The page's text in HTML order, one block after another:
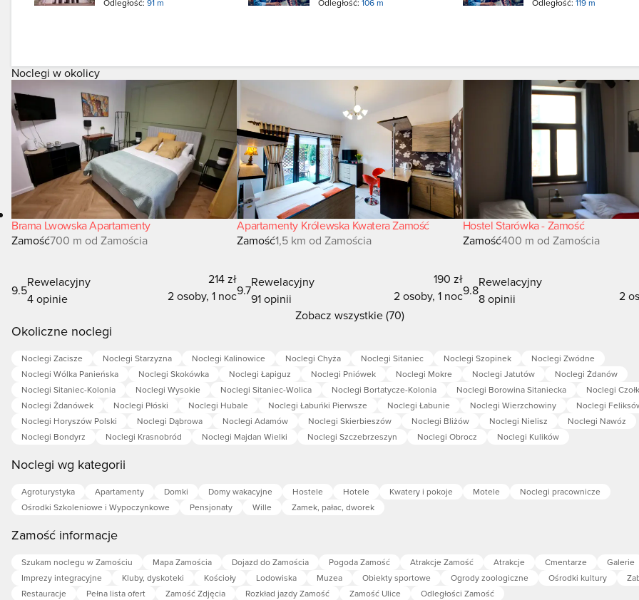
Odległość:91 m
Odległość: 106 m
Odległość:119 m
Noclegi w okolicy
Brama Lwowska Apartamenty
Zamość700 m od Zamościa
9.5
Rewelacyjny
4 opinie
214 zł
2 osoby, 1 noc
Apartamenty Królewska Kwatera Zamość
Zamość1,5 km od Zamościa
9.7
Rewelacyjny
91 opinii
190 zł
2 osoby, 1 noc
Hostel Starówka - Zamość
Zamość400 m od Zamościa
9.8
Rewelacyjny
8 opinii
2
Zobacz wszystkie (70)
Okoliczne noclegi
Noclegi Zacisze Noclegi Starzyzna Noclegi Kalinowice Noclegi Chyża Noclegi Sitaniec Noclegi Szopinek
Noclegi Zwódne
Noclegi Wólka Panieńska
Noclegi Skokówka Noclegi Łapiguz Noclegi Pniówek Noclegi Mokre Noclegi Jatutów
Noclegi Żdanów
Noclegi Sitaniec-Kolonia
Noclegi Wysokie Noclegi Sitaniec-Wolica Noclegi Bortatycze-Kolonia Noclegi Borowina Sitaniecka
Noclegi
Noclegi Żdanówek
Noclegi Płóski Noclegi Hubale Noclegi Łabuńki Pierwsze Noclegi Łabunie Noclegi Wierzchowiny
Noclegi
Noclegi Horyszów Polski
Noclegi Dąbrowa Noclegi Adamów Noclegi Skierbieszów Noclegi Bliżów Noclegi Nielisz
Noclegi Nawóz
Noclegi Bondyrz
Noclegi Krasnobród Noclegi Majdan Wielki Noclegi Szczebrzeszyn Noclegi Obrocz Noclegi Kulików
Noclegi wg kategorii
Agroturystyka Apartamenty Domki Domy wakacyjne Hostele Hotele Kwatery i pokoje Motele
Noclegi pracownicze
Ośrodki Szkoleniowe i Wypoczynkowe
Pensjonaty Wille Zamek, pałac, dworek
Zamość informacje
Szukam noclegu w Zamościu Mapa Zamościa Dojazd do Zamościa Pogoda Zamość Atrakcje Zamość Atrakcje Cmentarze
Galerie
Imprezy integracyjne
Kluby, dyskoteki Kościoły Lodowiska Muzea Obiekty sportowe Ogrody zoologiczne Ośrodki kultury
Restauracje
Pełna lista ofert Zamość Zdjęcia Rozkład jazdy Zamość Zamość Ulice Odległości Zamość